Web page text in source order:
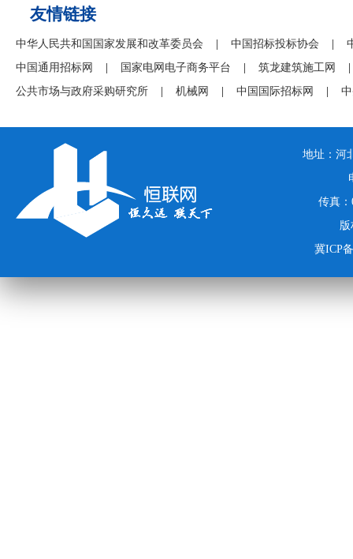
友情链接
中华人民共和国国家发展和改革委员会 中国招标投标协会
中国通用招标网
国家电网电子商务平台 筑龙建筑施工网
公共市场与政府采购研究所
机械网 中国国际招标网
地址：河
传真
冀ICP